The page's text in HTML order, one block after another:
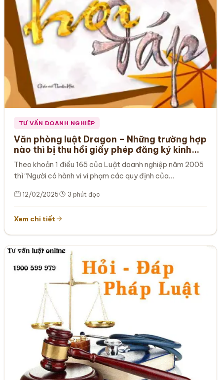
TƯ VẤN DOANH NGHIỆP
Văn phòng luật Dragon – Những trường hợp
nào thì bị thu hồi giấy phép đăng ký kinh
doanh?
Theo khoản 1 điều 165 của Luật doanh nghiệp năm 2005
thì “Người có hành vi vi phạm các quy định của…
12/02/2025 3 phút đọc
Xem chi tiết